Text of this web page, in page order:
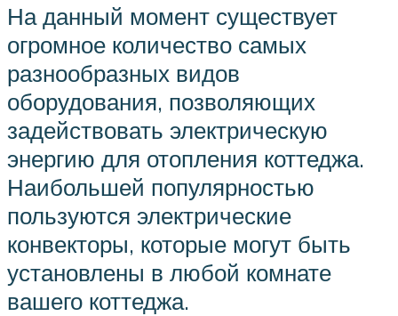
На данный момент существует
огромное количество самых
разнообразных видов
оборудования, позволяющих
задействовать электрическую
энергию для отопления коттеджа.
Наибольшей популярностью
пользуются электрические
конвекторы, которые могут быть
установлены в любой комнате
вашего коттеджа.